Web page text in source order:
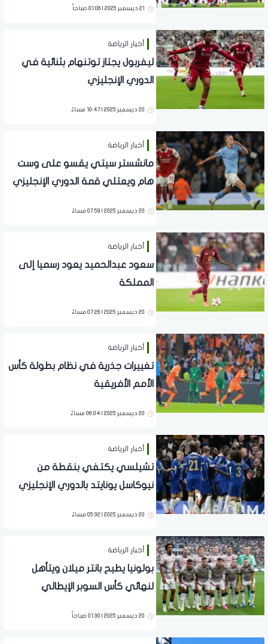
21 ديسمبر 2025 | 01:06 صباحاً
أخبار الرياضة
ليفربول يجتاز توتنهام بثنائية في
الدوري الإنجليزي
20 ديسمبر 2025 | 10:47 مساءً
أخبار الرياضة
مانشستر سيتي يقسو على وست
هام ويعتلي قمة الدوري الإنجليزي
20 ديسمبر 2025 | 07:59 مساءً
أخبار الرياضة
سعود عبدالحميد يعود رسميا إلى
المملكة
20 ديسمبر 2025 | 07:26 مساءً
أخبار الرياضة
تغييرات جذرية في نظام بطولة كأس
الأمم الأفريقية
20 ديسمبر 2025 | 06:04 مساءً
أخبار الرياضة
تشيلسي يكتفي بنقطة من
نيوكاسل يونايتد بالدوري الإنجليزي
20 ديسمبر 2025 | 05:32 مساءً
أخبار الرياضة
بولونيا يطيح بانتر ميلان ويتأهل
لنهائي كأس السوبر الإيطالي
20 ديسمبر 2025 | 01:30 صباحاً